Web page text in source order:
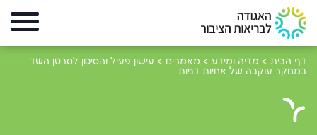
דף הבית > מדיה ומידע > מאמרים > עישון פעיל והסיכון לסרטן השד
במחקר עוקבה של אחיות דניות